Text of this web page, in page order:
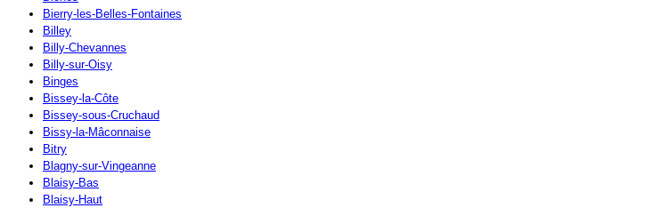
Bierry-les-Belles-Fontaines
Billey
Billy-Chevannes
Billy-sur-Oisy
Binges
Bissey-la-Côte
Bissey-sous-Cruchaud
Bissy-la-Mâconnaise
Bitry
Blagny-sur-Vingeanne
Blaisy-Bas
Blaisy-Haut